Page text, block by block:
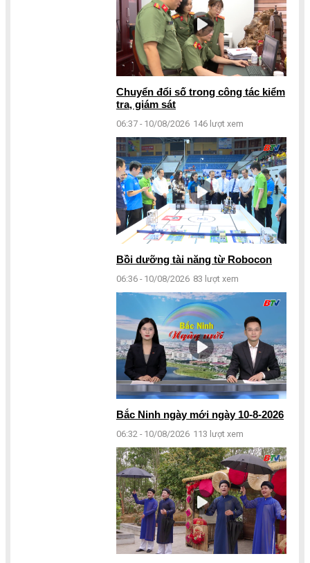
Chuyển đổi số trong công tác kiểm
tra, giám sát
06:37 - 10/08/2026 146 lượt xem
Bồi dưỡng tài năng từ Robocon
06:36 - 10/08/2026 83 lượt xem
Bắc Ninh ngày mới ngày 10-8-2026
06:32 - 10/08/2026 113 lượt xem